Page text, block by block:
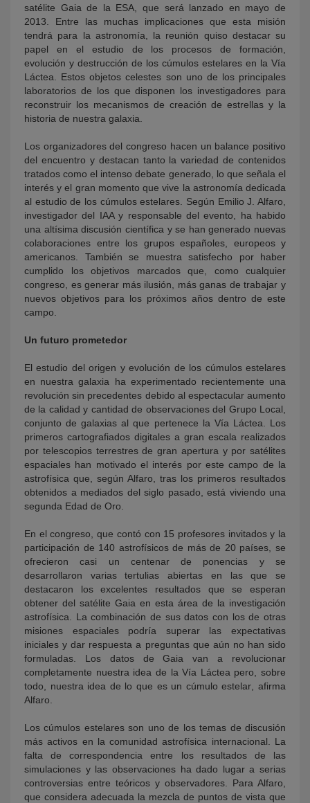
satélite Gaia de la ESA, que será lanzado en mayo de
2013. Entre las muchas implicaciones que esta misión
tendrá para la astronomía, la reunión quiso destacar su
papel en el estudio de los procesos de formación,
evolución y destrucción de los cúmulos estelares en la Vía
Láctea. Estos objetos celestes son uno de los principales
laboratorios de los que disponen los investigadores para
reconstruir los mecanismos de creación de estrellas y la
historia de nuestra galaxia.
Los organizadores del congreso hacen un balance positivo
del encuentro y destacan tanto la variedad de contenidos
tratados como el intenso debate generado, lo que señala el
interés y el gran momento que vive la astronomía dedicada
al estudio de los cúmulos estelares. Según Emilio J. Alfaro,
investigador del IAA y responsable del evento, ha habido
una altísima discusión científica y se han generado nuevas
colaboraciones entre los grupos españoles, europeos y
americanos. También se muestra satisfecho por haber
cumplido los objetivos marcados que, como cualquier
congreso, es generar más ilusión, más ganas de trabajar y
nuevos objetivos para los próximos años dentro de este
campo.
Un futuro prometedor
El estudio del origen y evolución de los cúmulos estelares
en nuestra galaxia ha experimentado recientemente una
revolución sin precedentes debido al espectacular aumento
de la calidad y cantidad de observaciones del Grupo Local,
conjunto de galaxias al que pertenece la Vía Láctea. Los
primeros cartografiados digitales a gran escala realizados
por telescopios terrestres de gran apertura y por satélites
espaciales han motivado el interés por este campo de la
astrofísica que, según Alfaro, tras los primeros resultados
obtenidos a mediados del siglo pasado, está viviendo una
segunda Edad de Oro.
En el congreso, que contó con 15 profesores invitados y la
participación de 140 astrofísicos de más de 20 países, se
ofrecieron casi un centenar de ponencias y se
desarrollaron varias tertulias abiertas en las que se
destacaron los excelentes resultados que se esperan
obtener del satélite Gaia en esta área de la investigación
astrofísica. La combinación de sus datos con los de otras
misiones espaciales podría superar las expectativas
iniciales y dar respuesta a preguntas que aún no han sido
formuladas. Los datos de Gaia van a revolucionar
completamente nuestra idea de la Vía Láctea pero, sobre
todo, nuestra idea de lo que es un cúmulo estelar, afirma
Alfaro.
Los cúmulos estelares son uno de los temas de discusión
más activos en la comunidad astrofísica internacional. La
falta de correspondencia entre los resultados de las
simulaciones y las observaciones ha dado lugar a serias
controversias entre teóricos y observadores. Para Alfaro,
que considera adecuada la mezcla de puntos de vista que